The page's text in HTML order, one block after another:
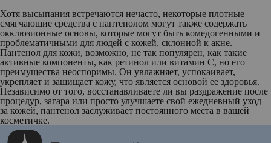
Хотя высыпания встречаются нечасто, некоторые плотные
смягчающие средства с пантенолом могут также содержать
окклюзионные основы, которые могут быть комедогенными и
проблематичными для людей с кожей, склонной к акне.
Пантенол для кожи, возможно, не так популярен, как такие
активные компоненты, как ретинол или витамин С, но его
преимущества неоспоримы. Он увлажняет, успокаивает,
укрепляет и защищает кожу, что является основой ее здоровья.
Независимо от того, восстанавливаете ли вы раздражение после
процедур, загара или просто улучшаете свой ежедневный уход
за кожей, пантенол заслуживает постоянного места в вашей
косметичке.